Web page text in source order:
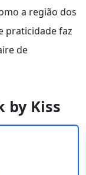
a região dos
praticidade faz
de
by Kiss